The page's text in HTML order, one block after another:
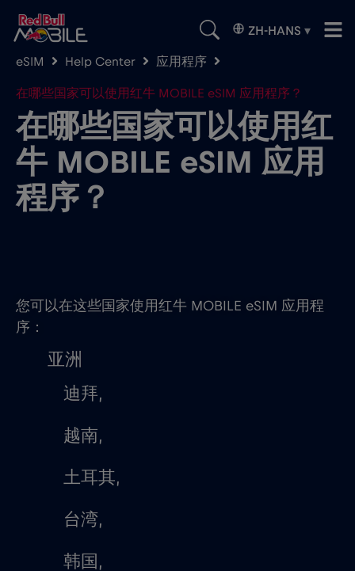
ZH-HANS ▾
eSIM Help Center 应用程序
在哪些国家可以使用红牛 MOBILE eSIM 应用程序？
在哪些国家可以使用红
牛 MOBILE eSIM 应用
程序？
您可以在这些国家使用红牛 MOBILE eSIM 应用程
序：
亚洲
迪拜,
越南,
土耳其,
台湾,
韩国,